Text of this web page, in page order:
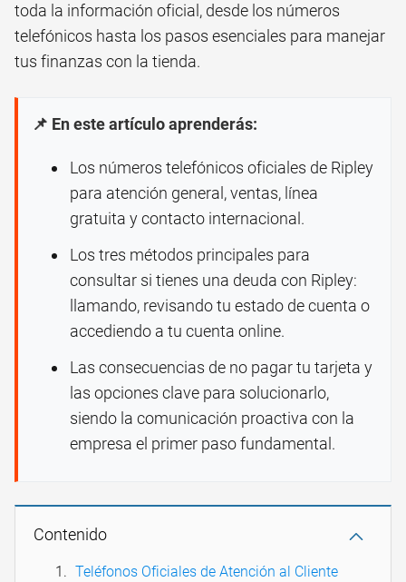
toda la información oficial, desde los números
telefónicos hasta los pasos esenciales para manejar
tus finanzas con la tienda.
📌 En este artículo aprenderás:
Los números telefónicos oficiales de Ripley
para atención general, ventas, línea
gratuita y contacto internacional.
Los tres métodos principales para
consultar si tienes una deuda con Ripley:
llamando, revisando tu estado de cuenta o
accediendo a tu cuenta online.
Las consecuencias de no pagar tu tarjeta y
las opciones clave para solucionarlo,
siendo la comunicación proactiva con la
empresa el primer paso fundamental.
Contenido
Teléfonos Oficiales de Atención al Cliente